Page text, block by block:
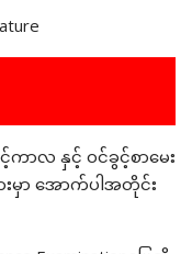
ကာလ နှင့် ဝင်ခွင့်စာ‌မေး
ာ အောက်ပါအတိုင်း